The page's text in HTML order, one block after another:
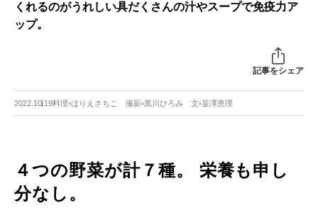
くれるのがうれしい具だくさんの汁やスープで免疫力ア
ップ。
記事をシェア
2022.10.19料理◦ほりえさちこ 撮影◦黒川ひろみ 文◦韮澤恵理
４つの野菜が計７種。 栄養も申し
分なし。